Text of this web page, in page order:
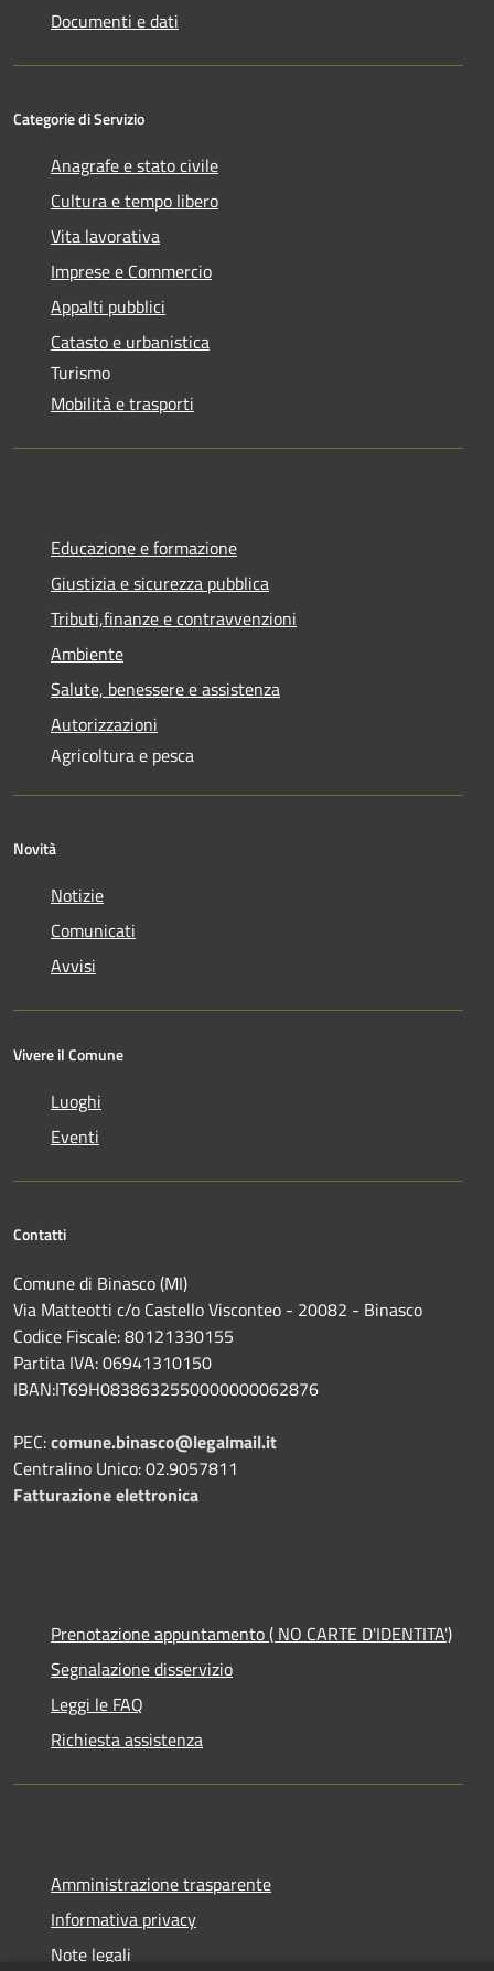
Documenti e dati
Categorie di Servizio
Anagrafe e stato civile
Cultura e tempo libero
Vita lavorativa
Imprese e Commercio
Appalti pubblici
Catasto e urbanistica
Turismo
Mobilità e trasporti
Educazione e formazione
Giustizia e sicurezza pubblica
Tributi,finanze e contravvenzioni
Ambiente
Salute, benessere e assistenza
Autorizzazioni
Agricoltura e pesca
Novità
Notizie
Comunicati
Avvisi
Vivere il Comune
Luoghi
Eventi
Contatti
Comune di Binasco (MI)
Via Matteotti c/o Castello Visconteo - 20082 - Binasco
Codice Fiscale: 80121330155
Partita IVA: 06941310150
IBAN:IT69H0838632550000000062876
PEC:comune.binasco@legalmail.it
Centralino Unico: 02.9057811
Fatturazione elettronica
Prenotazione appuntamento ( NO CARTE D'IDENTITA')
Segnalazione disservizio
Leggi le FAQ
Richiesta assistenza
Amministrazione trasparente
Informativa privacy
Note legali